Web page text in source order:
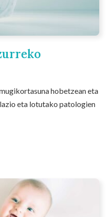
hobetzean eta
eta lotutako patologien